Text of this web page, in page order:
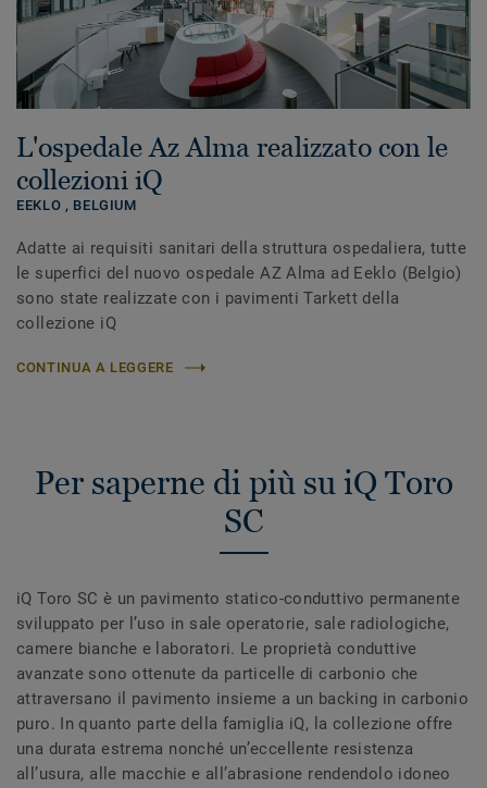
L'ospedale Az Alma realizzato con le
collezioni iQ
EEKLO , BELGIUM
Adatte ai requisiti sanitari della struttura ospedaliera, tutte
le superfici del nuovo ospedale AZ Alma ad Eeklo (Belgio)
sono state realizzate con i pavimenti Tarkett della
collezione iQ
CONTINUA A LEGGERE
Per saperne di più su iQ Toro
SC
iQ Toro SC è un pavimento statico-conduttivo permanente
sviluppato per l’uso in sale operatorie, sale radiologiche,
camere bianche e laboratori. Le proprietà conduttive
avanzate sono ottenute da particelle di carbonio che
attraversano il pavimento insieme a un backing in carbonio
puro. In quanto parte della famiglia iQ, la collezione offre
una durata estrema nonché un’eccellente resistenza
all’usura, alle macchie e all’abrasione rendendolo idoneo